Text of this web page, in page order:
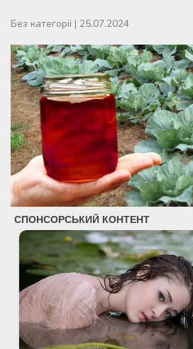
Без категорії | 25.07.2024